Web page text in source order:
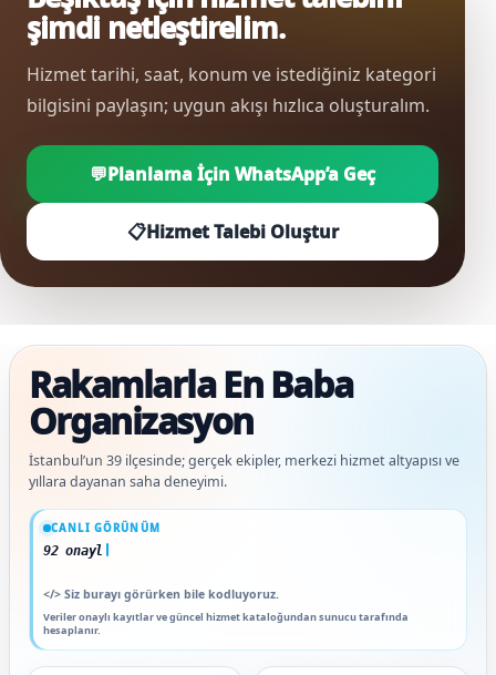
şimdi netleştirelim.
Hizmet tarihi, saat, konum ve istediğiniz kategori
bilgisini paylaşın; uygun akışı hızlıca oluşturalım.
💬Planlama İçin WhatsApp’a Geç
📋Hizmet Talebi Oluştur
Rakamlarla En Baba
Organizasyon
İstanbul’un 39 ilçesinde; gerçek ekipler, merkezi hizmet altyapısı ve
yıllara dayanan saha deneyimi.
CANLI GÖRÜNÜM
92 onaylı müşteri yorumu
</> Siz burayı görürken bile kodluyoruz.
Veriler onaylı kayıtlar ve güncel hizmet kataloğundan sunucu tarafında
hesaplanır.
Güncel veriler: 1.292+ müşteri ve organizasyon deneyimi; 92 onaylı müşteri